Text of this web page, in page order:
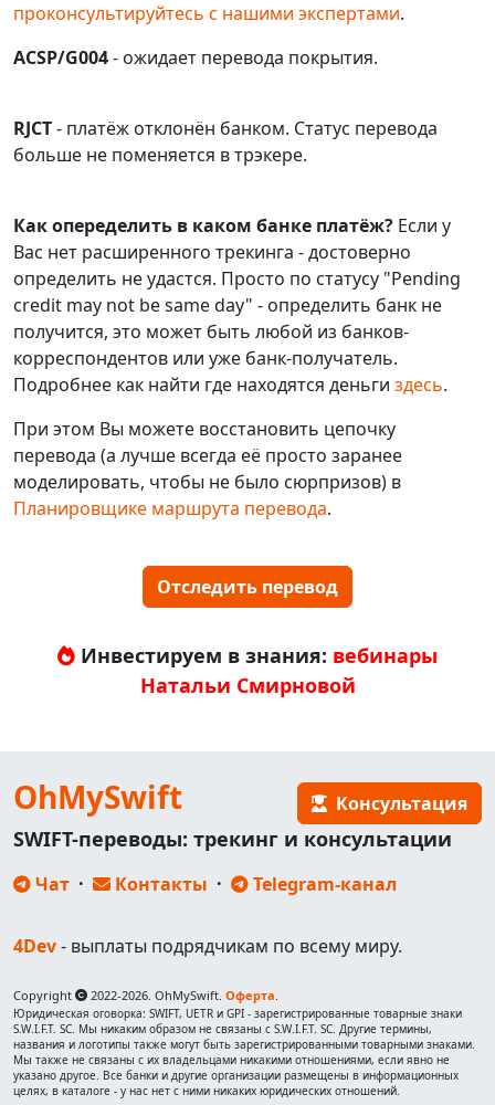
проконсультируйтесь с нашими экспертами.
ACSP/G004- ожидает перевода покрытия.
RJCT- платёж отклонён банком. Статус перевода
больше не поменяется в трэкере.
Как опеределить в каком банке платёж? Если у
Вас нет расширенного трекинга - достоверно
определить не удастся. Просто по статусу "Pending
credit may not be same day" - определить банк не
получится, это может быть любой из банков-
корреспондентов или уже банк-получатель.
Подробнее как найти где находятся деньги здесь.
При этом Вы можете восстановить цепочку
перевода (а лучше всегда её просто заранее
моделировать, чтобы не было сюрпризов) в
Планировщике маршрута перевода.
Отследить перевод
Инвестируем в знания: вебинары
Натальи Смирновой
OhMySwift Консультация
SWIFT-переводы: трекинг и консультации
Чат · Контакты · Telegram-канал
4Dev- выплаты подрядчикам по всему миру.
Copyright 2022-2026. OhMySwift. Оферта.
Юридическая оговорка: SWIFT, UETR и GPI - зарегистрированные товарные знаки
S.W.I.F.T. SC. Мы никаким образом не связаны с S.W.I.F.T. SC. Другие термины,
названия и логотипы также могут быть зарегистрированными товарными знаками.
Мы также не связаны с их владельцами никакими отношениями, если явно не
указано другое. Все банки и другие организации размещены в информационных
целях, в каталоге - у нас нет с ними никаких юридических отношений.